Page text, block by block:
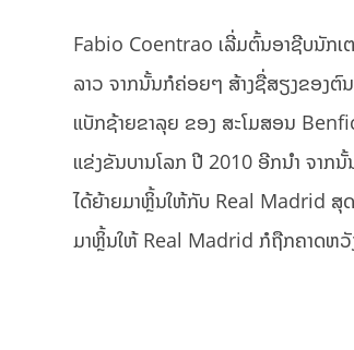
Fabio Coentrao ເລີ່ມຕົ້ນອາຊີບນັກເ
ລາວ ຈາກນັ້ນກໍຄ່ອຍໆ ສ້າງຊື່ສຽງຂອງຕົ
ແບັກຊ້າຍຂາລຸຍ ຂອງ ສະໂມສອນ
ແຂ່ງຂັນບານໂລກ ປີ 2010 ອີກນຳ ຈາ
ໄດ້ຍ້າຍມາຫຼິ້ນໃຫ້ກັບ Real Madrid ສຸ
ມາຫຼິ້ນໃຫ້ Real Madrid ກໍຖືກຄາດຫວັງ